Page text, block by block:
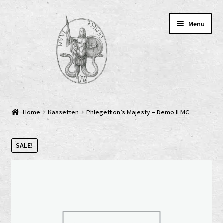
Menu
AGB
Cart
Home Kassetten Phlegethon’s Majesty – Demo II MC
SALE!